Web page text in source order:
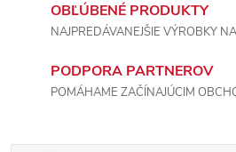
OBĽÚBENÉ PRODUKTY
NAJPREDÁVANEJŠIE VÝROBKY
PODPORA PARTNEROV
POMÁHAME ZAČÍNAJÚCIM